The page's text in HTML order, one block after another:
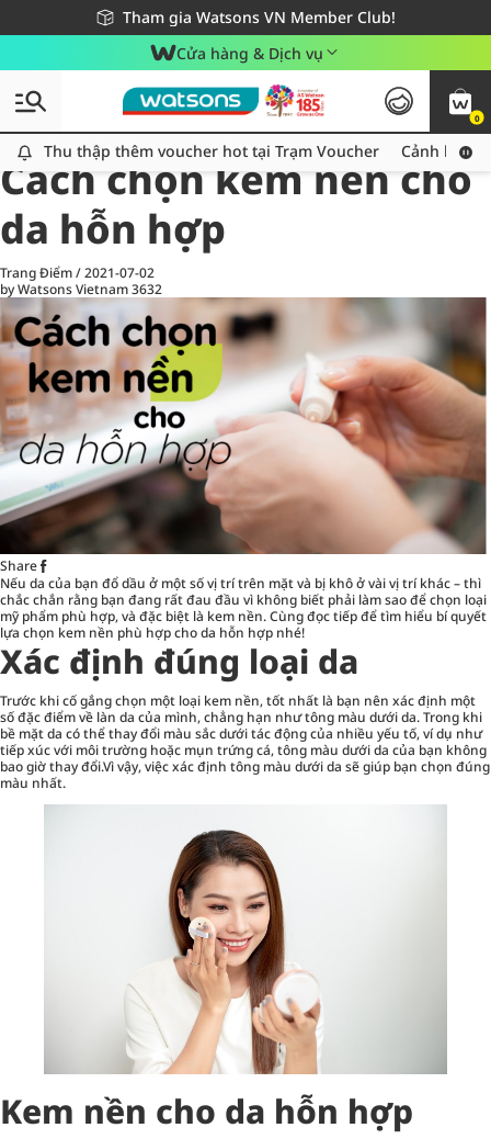
Tham gia Watsons VN Member Club!
Miễn phí giao hàng cho đơn hàng từ 249,000Đ
Giao hàng nhanh 24h - Áp dụng khu vực TP. Hồ Chí Minh
Cửa hàng & Dịch vụ
0
Thu thập thêm voucher hot tại Trạm Voucher
Thu thập thêm voucher hot tại Trạm Voucher Cảnh báo
All
Chăm Sóc Cá Nhân
Cách chọn kem nền cho
da hỗn hợp
Trang Điểm/2021-07-02
by Watsons Vietnam3632
Share
Nếu da của bạn đổ dầu ở một số vị trí trên mặt và bị khô ở vài vị trí khác – thì
chắc chắn rằng bạn đang rất đau đầu vì không biết phải làm sao để chọn loại
mỹ phẩm phù hợp, và đặc biệt là kem nền. Cùng đọc tiếp để tìm hiểu bí quyết
lựa chọn kem nền phù hợp cho da hỗn hợp nhé!
Xác định đúng loại da
Trước khi cố gắng chọn một loại kem nền, tốt nhất là bạn nên xác định một
số đặc điểm về làn da của mình, chẳng hạn như tông màu dưới da. Trong khi
bề mặt da có thể thay đổi màu sắc dưới tác động của nhiều yếu tố, ví dụ như
tiếp xúc với môi trường hoặc mụn trứng cá, tông màu dưới da của bạn không
bao giờ thay đổi.Vì vậy, việc xác định tông màu dưới da sẽ giúp bạn chọn đúng
màu nhất.
Kem nền cho da hỗn hợp